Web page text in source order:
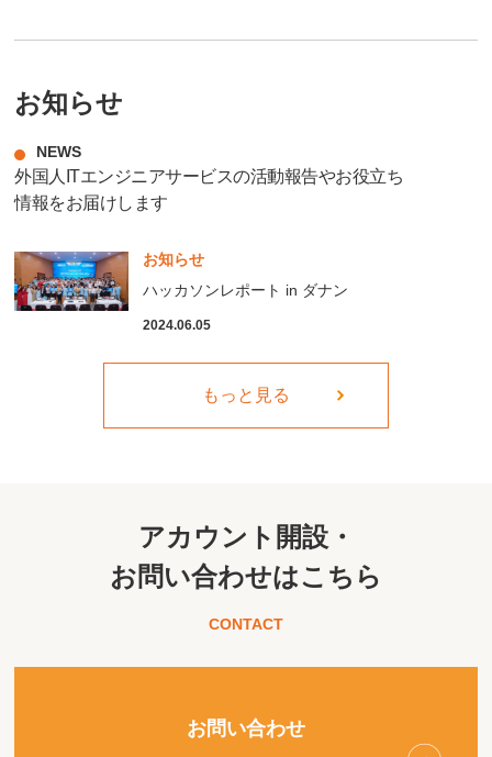
お知らせ
NEWS
外国人ITエンジニアサービスの活動報告やお役立ち
情報をお届けします
お知らせ
ハッカソンレポート in ダナン
2024.06.05
もっと見る
アカウント開設・
お問い合わせはこちら
CONTACT
お問い合わせ